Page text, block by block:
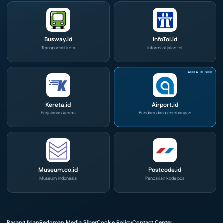
Busway.id
Transportasi kota
InfoTol.id
Informasi jalan tol
Kereta.id
Perjalanan kereta
Airport.id
Bandara dan penerbangan
Museum.co.id
Museum Indonesia
Postcode.id
Pencarian kode pos